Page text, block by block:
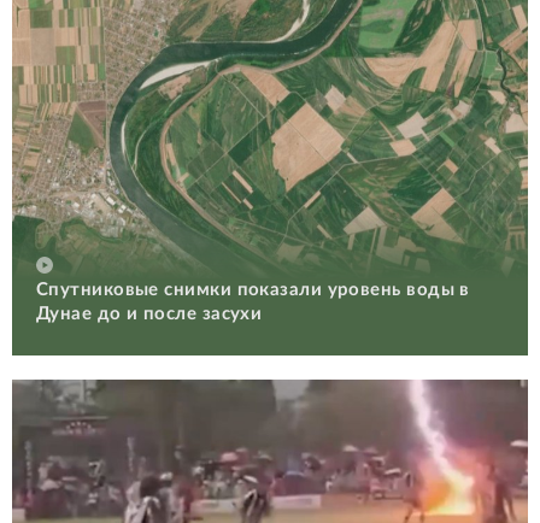
Спутниковые снимки показали уровень воды в
Дунае до и после засухи